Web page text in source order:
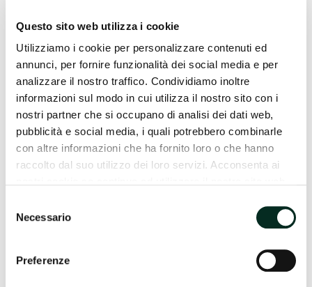
Questo sito web utilizza i cookie
Utilizziamo i cookie per personalizzare contenuti ed
annunci, per fornire funzionalità dei social media e per
analizzare il nostro traffico. Condividiamo inoltre
informazioni sul modo in cui utilizza il nostro sito con i
nostri partner che si occupano di analisi dei dati web,
pubblicità e social media, i quali potrebbero combinarle
con altre informazioni che ha fornito loro o che hanno
raccolto dal suo utilizzo dei loro servizi. Acconsenta ai
delNecessario
Preferenze
2. Ohrenstechen;
3. Hörtest;